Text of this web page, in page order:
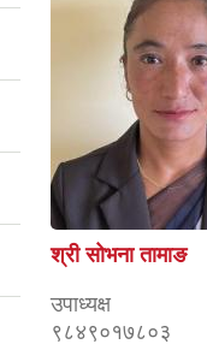
श्री सोभना तामाङ
उपाध्यक्ष
९८४९०१७८०३